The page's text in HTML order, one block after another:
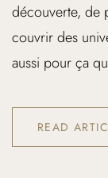
découverte, de
couvrir des
aussi pour ça
READ